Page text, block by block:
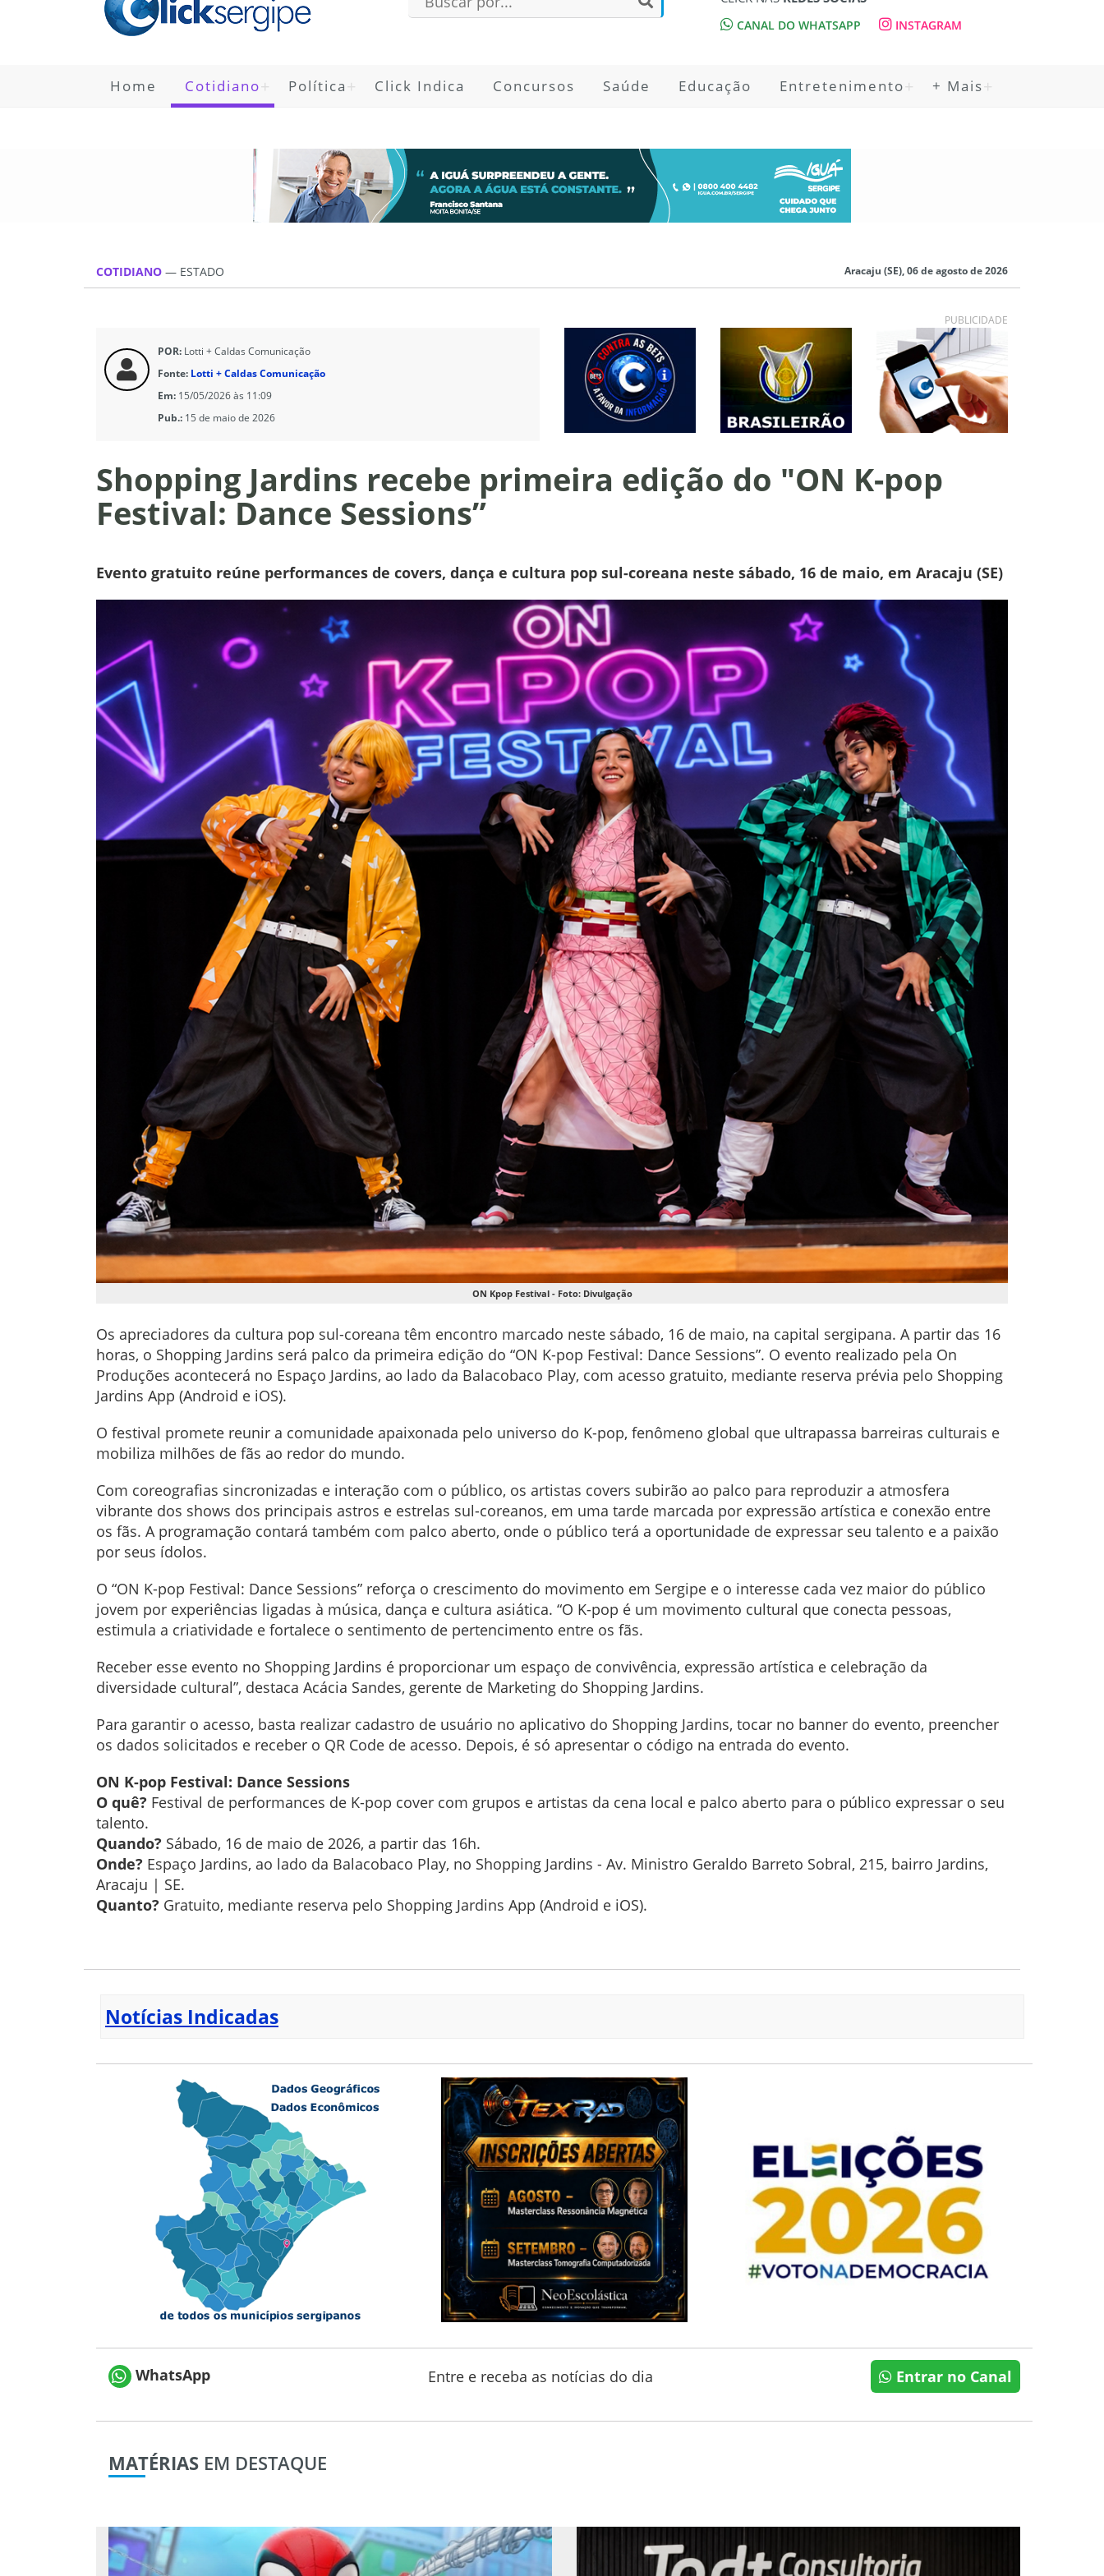
CANAL DO WHATSAPP INSTAGRAM
Home Cotidiano Política Click Indica Concursos Saúde Educação Entretenimento + Mais
COTIDIANO — ESTADO Aracaju (SE), 06 de agosto de 2026
PUBLICIDADE
POR: Lotti + Caldas Comunicação
Fonte: Lotti + Caldas Comunicação
Em: 15/05/2026 às 11:09
Pub.: 15 de maio de 2026
Shopping Jardins recebe primeira edição do "ON K-pop
Festival: Dance Sessions”
Evento gratuito reúne performances de covers, dança e cultura pop sul-coreana neste sábado, 16 de maio, em Aracaju (SE)
ON Kpop Festival - Foto: Divulgação
Os apreciadores da cultura pop sul-coreana têm encontro marcado neste sábado, 16 de maio, na capital sergipana. A partir das 16
horas, o Shopping Jardins será palco da primeira edição do “ON K-pop Festival: Dance Sessions”. O evento realizado pela On
Produções acontecerá no Espaço Jardins, ao lado da Balacobaco Play, com acesso gratuito, mediante reserva prévia pelo Shopping
Jardins App (Android e iOS).
O festival promete reunir a comunidade apaixonada pelo universo do K-pop, fenômeno global que ultrapassa barreiras culturais e
mobiliza milhões de fãs ao redor do mundo.
Com coreografias sincronizadas e interação com o público, os artistas covers subirão ao palco para reproduzir a atmosfera
vibrante dos shows dos principais astros e estrelas sul-coreanos, em uma tarde marcada por expressão artística e conexão entre
os fãs. A programação contará também com palco aberto, onde o público terá a oportunidade de expressar seu talento e a paixão
por seus ídolos.
O “ON K-pop Festival: Dance Sessions” reforça o crescimento do movimento em Sergipe e o interesse cada vez maior do público
jovem por experiências ligadas à música, dança e cultura asiática. “O K-pop é um movimento cultural que conecta pessoas,
estimula a criatividade e fortalece o sentimento de pertencimento entre os fãs.
Receber esse evento no Shopping Jardins é proporcionar um espaço de convivência, expressão artística e celebração da
diversidade cultural”, destaca Acácia Sandes, gerente de Marketing do Shopping Jardins.
Para garantir o acesso, basta realizar cadastro de usuário no aplicativo do Shopping Jardins, tocar no banner do evento, preencher
os dados solicitados e receber o QR Code de acesso. Depois, é só apresentar o código na entrada do evento.
ON K-pop Festival: Dance Sessions
O quê? Festival de performances de K-pop cover com grupos e artistas da cena local e palco aberto para o público expressar o seu
talento.
Quando? Sábado, 16 de maio de 2026, a partir das 16h.
Onde? Espaço Jardins, ao lado da Balacobaco Play, no Shopping Jardins - Av. Ministro Geraldo Barreto Sobral, 215, bairro Jardins,
Aracaju | SE.
Quanto? Gratuito, mediante reserva pelo Shopping Jardins App (Android e iOS).
Notícias Indicadas
WhatsApp Entre e receba as notícias do dia Entrar no Canal
MATÉRIAS EM DESTAQUE